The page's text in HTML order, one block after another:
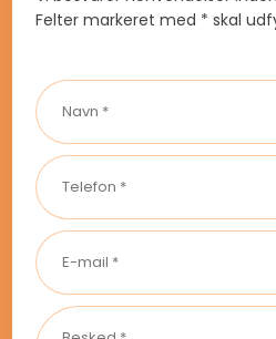
​Felter markeret med * skal